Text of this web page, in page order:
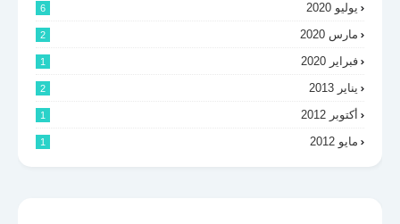
يوليو 2020 6
مارس 2020 2
فبراير 2020 1
يناير 2013 2
أكتوبر 2012 1
مايو 2012 1